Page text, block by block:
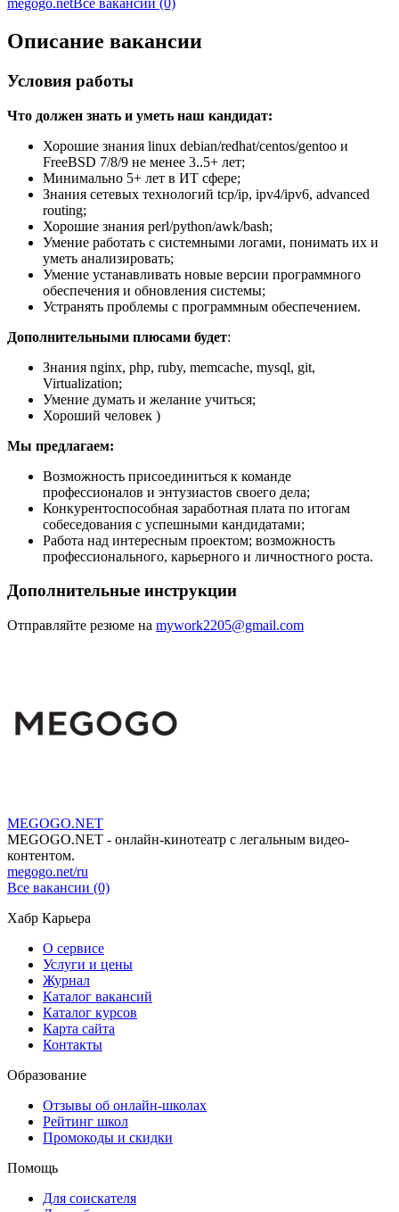
megogo.netВсе вакансии (0)
Описание вакансии
Условия работы
Что должен знать и уметь наш кандидат:
Хорошие знания linux debian/redhat/centos/gentoo и
FreeBSD 7/8/9 не менее 3..5+ лет;
Минимально 5+ лет в ИТ сфере;
Знания сетевых технологий tcp/ip, ipv4/ipv6, advanced
routing;
Хорошие знания perl/python/awk/bash;
Умение работать с системными логами, понимать их и
уметь анализировать;
Умение устанавливать новые версии программного
обеспечения и обновления системы;
Устранять проблемы с программным обеспечением.
Дополнительными плюсами будет:
Знания nginx, php, ruby, memcache, mysql, git,
Virtualization;
Умение думать и желание учиться;
Хороший человек )
Мы предлагаем:
Возможность присоединиться к команде
профессионалов и энтузиастов своего дела;
Конкурентоспособная заработная плата по итогам
собеседования с успешными кандидатами;
Работа над интересным проектом; возможность
профессионального, карьерного и личностного роста.
Дополнительные инструкции
Отправляйте резюме на mywork2205@gmail.com
MEGOGO.NET
MEGOGO.NET - онлайн-кинотеатр с легальным видео-
контентом.
megogo.net/ru
Все вакансии (0)
Хабр Карьера
О сервисе
Услуги и цены
Журнал
Каталог вакансий
Каталог курсов
Карта сайта
Контакты
Образование
Отзывы об онлайн-школах
Рейтинг школ
Промокоды и скидки
Помощь
Для соискателя